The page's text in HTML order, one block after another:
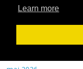
Learn more
Archiwa